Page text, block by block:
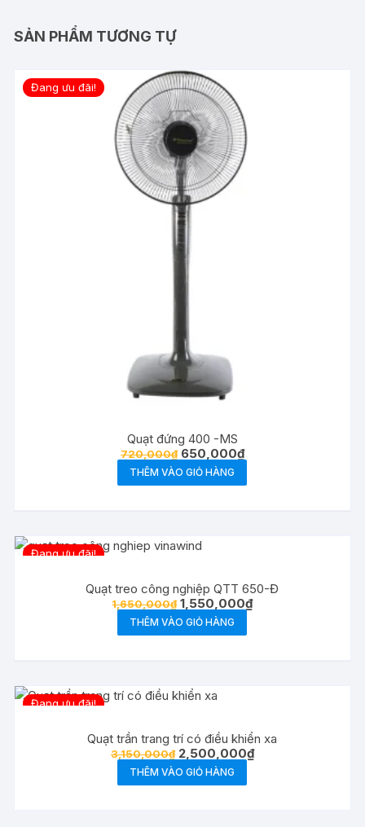
SẢN PHẨM TƯƠNG TỰ
Đang ưu đãi!
Quạt đứng 400 -MS
720,000₫ Giá
gốc
là:
720,000₫.
650,000₫Giá
hiện
là:
THÊM VÀO GIỎ HÀNG
Đang ưu đãi!
Quạt treo công nghiệp QTT 650-Đ
1,650,000₫ Giá
gốc
là:
1,650,000₫.
1,550,000₫Giá
hiện
THÊM VÀO GIỎ HÀNG
Đang ưu đãi!
Quạt trần trang trí có điều khiển xa
3,150,000₫ Giá
gốc
là:
3,150,000₫.
2,500,000₫Giá
hiện
THÊM VÀO GIỎ HÀNG